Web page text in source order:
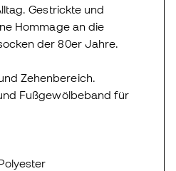
Gestrickte und
Hommage an die
der 80er Jahre.
Zehenbereich.
Fußgewölbeband für